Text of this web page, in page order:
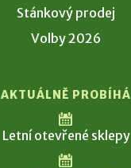
Stánkový prodej
Volby 2026
AKTUÁLNĚ PROBÍHÁ
Letní otevřené sklepy